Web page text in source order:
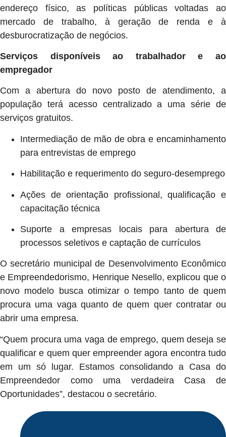
endereço físico, as políticas públicas voltadas ao
mercado de trabalho, à geração de renda e à
desburocratização de negócios.
Serviços disponíveis ao trabalhador e ao
empregador
Com a abertura do novo posto de atendimento, a
população terá acesso centralizado a uma série de
serviços gratuitos.
Intermediação de mão de obra e encaminhamento
para entrevistas de emprego
Habilitação e requerimento do seguro-desemprego
Ações de orientação profissional, qualificação e
capacitação técnica
Suporte a empresas locais para abertura de
processos seletivos e captação de currículos
O secretário municipal de Desenvolvimento Econômico
e Empreendedorismo, Henrique Nesello, explicou que o
novo modelo busca otimizar o tempo tanto de quem
procura uma vaga quanto de quem quer contratar ou
abrir uma empresa.
“Quem procura uma vaga de emprego, quem deseja se
qualificar e quem quer empreender agora encontra tudo
em um só lugar. Estamos consolidando a Casa do
Empreendedor como uma verdadeira Casa de
Oportunidades”, destacou o secretário.